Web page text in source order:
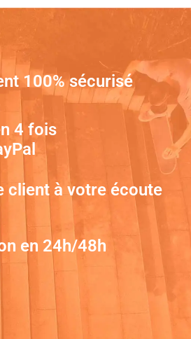
100% sécurisé
4 fois
client à votre écoute
en 24h/48h